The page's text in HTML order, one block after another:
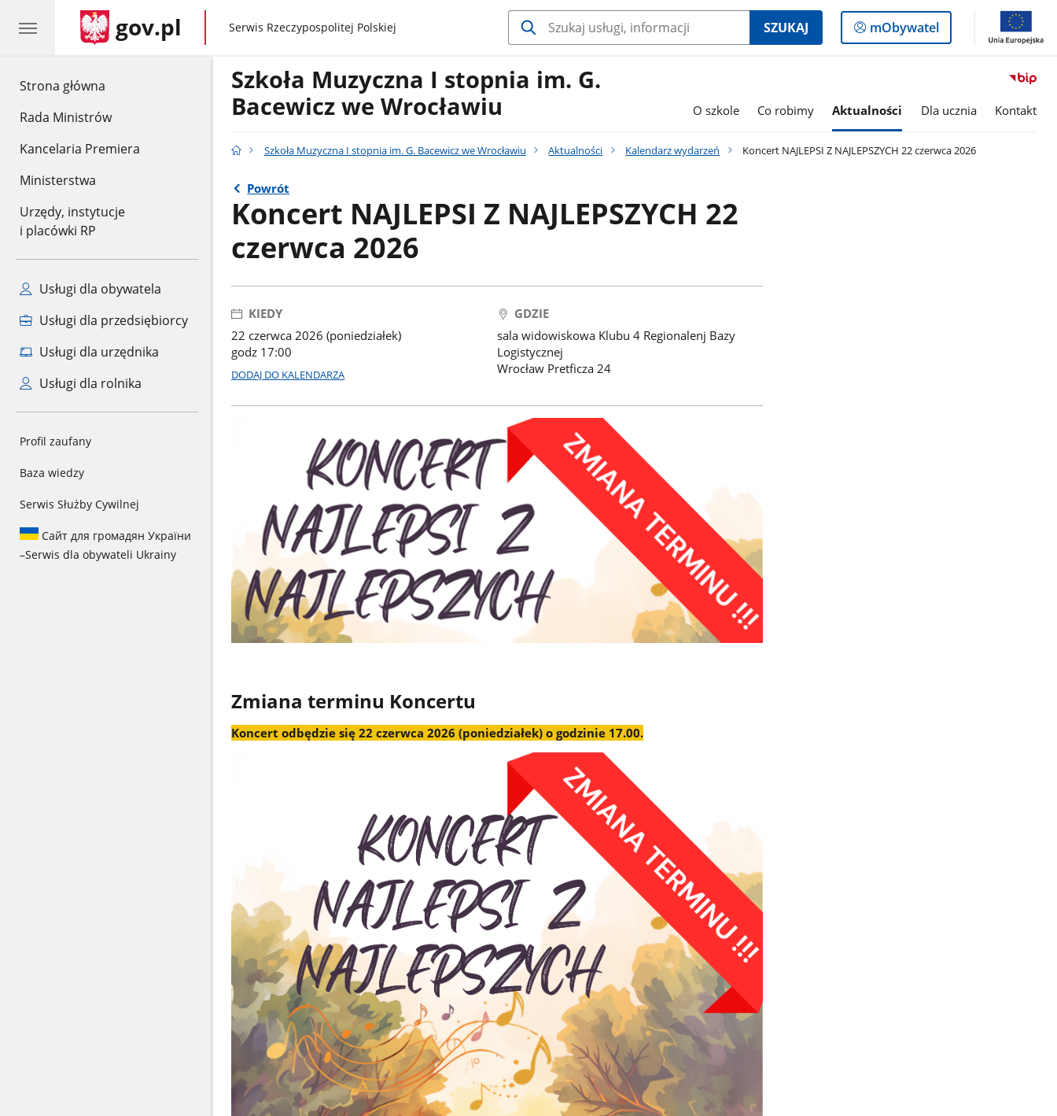
Strona główna
Rada Ministrów
Kancelaria Premiera
Ministerstwa
Urzędy, instytucje
i placówki RP
Usługi dla obywatela
Usługi dla przedsiębiorcy
Usługi dla urzędnika
Usługi dla rolnika
Profil zaufany
Baza wiedzy
Serwis Służby Cywilnej
Сайт для громадян України
–Serwis dla obywateli Ukrainy
gov.pl gov.pl
Serwis Rzeczypospolitej Polskiej SZUKAJ
Logowanie
do
mObywatel
Szkoła Muzyczna I stopnia im. G.
Bacewicz we Wrocławiu
O szkole Co robimy Aktualności Dla ucznia Kontakt
Szkoła Muzyczna I stopnia im. G. Bacewicz we Wrocławiu Aktualności Kalendarz wydarzeń Koncert NAJLEPSI Z NAJLEPSZYCH 22 czerwca 2026
Powrót
Koncert NAJLEPSI Z NAJLEPSZYCH 22
czerwca 2026
KIEDY
22 czerwca 2026 (poniedziałek)
godz 17:00
DODAJ DO KALENDARZA
GDZIE
sala widowiskowa Klubu 4 Regionalenj Bazy
Logistycznej
Wrocław Pretficza 24
Zmiana terminu Koncertu
Koncert odbędzie się 22 czerwca 2026 (poniedziałek) o godzinie 17.00.